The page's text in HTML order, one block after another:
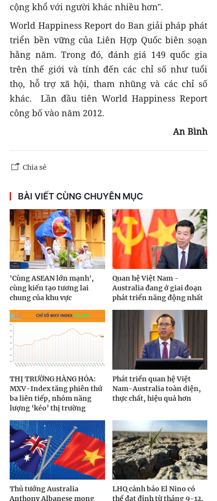
cộng khổ với người khác nhiều hơn".
World Happiness Report do Ban giải pháp phát
triển bền vững của Liên Hợp Quốc biên soạn
hằng năm. Trong đó, đánh giá 149 quốc gia
trên thế giới và tính đến các chỉ số như tuổi
thọ, hỗ trợ xã hội, tham nhũng và các chỉ số
khác. Lần đầu tiên World Happiness Report
công bố vào năm 2012.
An Bình
Chia sẻ
BÀI VIẾT CÙNG CHUYÊN MỤC
'Cùng ASEAN lớn mạnh',
cùng kiến tạo tương lai
chung của khu vực
Quan hệ Việt Nam -
Australia đang ở giai đoạn
phát triển năng động nhất
THỊ TRƯỜNG HÀNG HÓA:
MXV-Index tăng phiên thứ
ba liên tiếp, nhóm năng
lượng ‘kéo’ thị trường
Phát triển quan hệ Việt
Nam-Australia toàn diện,
thực chất, hiệu quả hơn
Thủ tướng Australia
Anthony Albanese mong
LHQ cảnh báo El Nino có
thể đạt đỉnh từ tháng 9-12,